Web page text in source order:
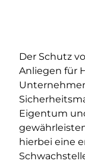
Der Schutz
Anliegen für
Eigentum
hierbei eine